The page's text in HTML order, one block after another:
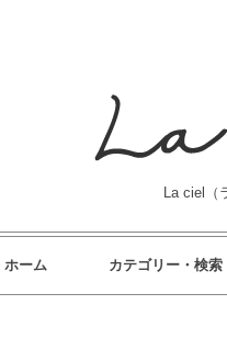
La ciel（
ホーム カテゴリー・検索